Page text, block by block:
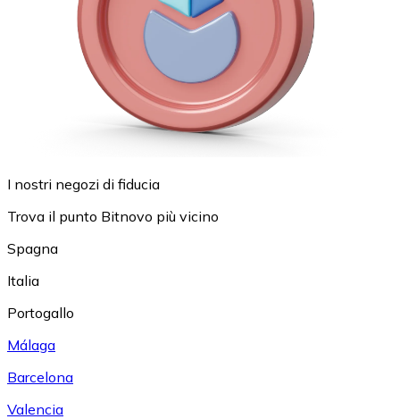
I nostri negozi di fiducia
Trova il punto Bitnovo più vicino
Spagna
Italia
Portogallo
Málaga
Barcelona
Valencia